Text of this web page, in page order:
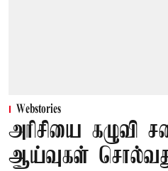
Webstories
அரிசியை கழுவி
ஆய்வுகள்